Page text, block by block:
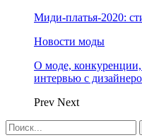
Миди-платья-2020:
Новости моды
О моде,
интервью с
Prev Next